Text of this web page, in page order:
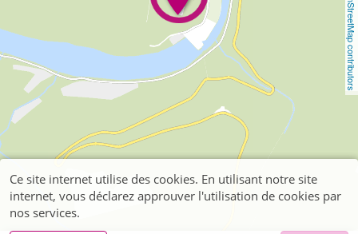
OpenStreetMap contributors
Ce site internet utilise des cookies. En utilisant notre site
internet, vous déclarez approuver l'utilisation de cookies par
nos services.